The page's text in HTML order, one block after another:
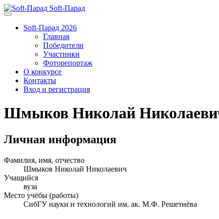
Soft-Парад
Soft-Парад 2026
Главная
Победители
Участники
Фоторепортаж
О конкурсе
Контакты
Вход и регистрация
Шмыков Николай
Личная информация
Фамилия, имя, отчество
Шмыков Николай Николаевич
Учащийся
вуза
Место учёбы (работы)
СибГУ науки и технологий им. ак. М.Ф. Решетнёва